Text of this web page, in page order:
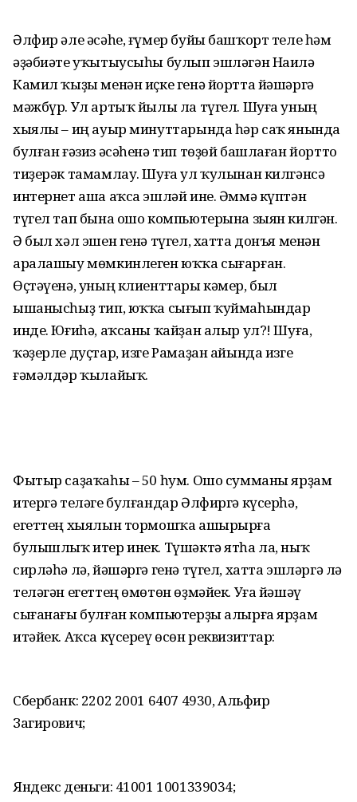
Әлфир әле әсәһе, ғүмер буйы башҡорт теле һәм
әҙәбиәте уҡытыусыһы булып эшләгән Наилә
Камил ҡыҙы менән иҫке генә йортта йәшәргә
мәжбүр. Ул артыҡ йылы ла түгел. Шуға уның
хыялы – иң ауыр минуттарында һәр саҡ янында
булған ғәзиз әсәһенә тип төҙөй башлаған йортто
тиҙерәк тамамлау. Шуға ул ҡулынан килгәнсә
интернет аша аҡса эшләй ине. Әммә күптән
түгел тап бына ошо компьютерына зыян килгән.
Ә был хәл эшен генә түгел, хатта донъя менән
аралашыу мөмкинлеген юҡҡа сығарған.
Өҫтәүенә, уның клиенттары кәмер, был
ышанысһыҙ тип, юҡҡа сығып ҡуймаһындар
инде. Юғиһә, аҡсаны ҡайҙан алыр ул?! Шуға,
ҡәҙерле дуҫтар, изге Рамаҙан айында изге
ғәмәлдәр ҡылайыҡ.
Фытыр саҙаҡаһы – 50 һум. Ошо сумманы ярҙам
итергә теләге булғандар Әлфиргә күсерһә,
егеттең хыялын тормошҡа ашырырға
булышлыҡ итер инек. Түшәктә ятһа ла, ныҡ
сирләһә лә, йәшәргә генә түгел, хатта эшләргә лә
теләгән егеттең өмөтөн өҙмәйек. Уға йәшәү
сығанағы булған компьютерҙы алырға ярҙам
итәйек. Аҡса күсереү өсөн реквизиттар:
Сбербанк: 2202 2001 6407 4930, Альфир
Загирович;
Яндекс деньги: 41001 1001339034;